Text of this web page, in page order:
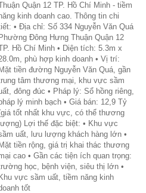
Quận 12 TP. Hồ Chí Minh - tiềm
kinh doanh cao. Thông tin chi
• Địa chỉ: Số 334 Nguyễn Văn Quá
Phường Đông Hưng Thuận Quận 12
Hồ Chí Minh • Diện tích: 5.3m x
phù hợp kinh doanh • Vị trí:
Mặt tiền đường Nguyễn Văn Quá, gần
tâm thương mại, khu vực sầm
đông đúc • Pháp lý: Sổ hồng riêng,
lý minh bạch • Giá bán: 12,9 Tỷ
tốt nhất khu vực, có thể thương
lượng) Lợi thế đặc biệt: • Khu vực
uất, lưu lượng khách hàng lớn •
Mặt tiền rộng, giá trị khai thác thương
cao • Gần các tiện ích quan trọng:
học, bệnh viện, siêu thị lớn •
Khu vực sầm uất, tiềm năng kinh
tốt